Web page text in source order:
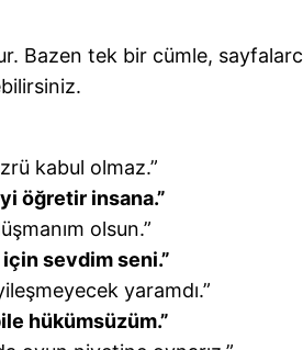
Bazen tek bir cümle,
kabul olmaz.”
öğretir insana.”
olsun.”
sevdim seni.”
yaramdı.”
hükümsüzüm.”